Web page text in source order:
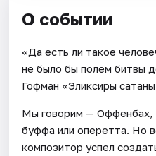
О событии
«Да есть ли такое
не было бы полем битвы
Гофман «Эликсиры
Мы говорим — Оффенбах,
буффа или оперетта. Но
композитор успел